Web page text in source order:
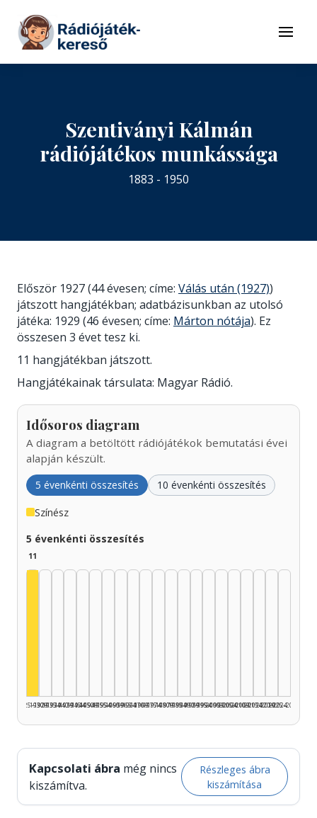
Tovább a tartalomhoz
Menü
Szentiványi Kálmán
rádiójátékos munkássága
1883 - 1950
Először 1927 (44 évesen; címe: Válás után (1927))
játszott hangjátékban; adatbázisunkban az utolsó
játéka: 1929 (46 évesen; címe: Márton nótája). Ez
összesen 3 évet tesz ki.
11 hangjátékban játszott.
Hangjátékainak társulata: Magyar Rádió.
Idősoros diagram
A diagram a betöltött rádiójátékok bemutatási évei
alapján készült.
5 évenkénti összesítés 10 évenkénti összesítés
Színész
5 évenkénti összesítés
11
1925–1929
1930–1934
1935–1939
1940–1944
1945–1949
1950–1954
1955–1959
1960–1964
1965–1969
1970–1974
1975–1979
1980–1984
1985–1989
1990–1994
1995–1999
2000–2004
2005–2009
2010–2014
2015–2019
2020–2024
2025–2026
Kapcsolati ábra még nincs
kiszámítva.
Részleges ábra
kiszámítása